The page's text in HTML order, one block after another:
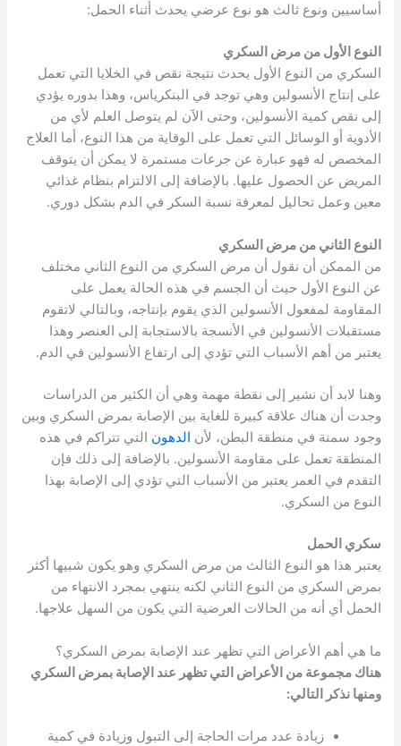
أساسيين ونوع ثالث هو نوع عرضي يحدث أثناء الحمل:
النوع الأول من مرض السكري
السكري من النوع الأول يحدث نتيجة نقص في الخلايا التي تعمل
على إنتاج الأنسولين وهي توجد في البنكرياس، وهذا بدوره يؤدي
إلى نقص كمية الأنسولين، وحتى الآن لم يتوصل العلم لأي من
الأدوية أو الوسائل التي تعمل على الوقاية من هذا النوع، أما العلاج
المخصص له فهو عبارة عن جرعات مستمرة لا يمكن أن يتوقف
المريض عن الحصول عليها. بالإضافة إلى الالتزام بنظام غذائي
معين وعمل تحاليل لمعرفة نسبة السكر في الدم بشكل دوري.
النوع الثاني من مرض السكري
من الممكن أن نقول أن مرض السكري من النوع الثاني مختلف
عن النوع الأول حيث أن الجسم في هذه الحالة يعمل على
المقاومة لمفعول الأنسولين الذي يقوم بإنتاجه، وبالتالي لاتقوم
مستقبلات الأنسولين في الأنسجة بالاستجابة إلى العنصر وهذا
يعتبر من أهم الأسباب التي تؤدي إلى ارتفاع الأنسولين في الدم.
وهنا لابد أن نشير إلى نقطة مهمة وهي أن الكثير من الدراسات
وجدت أن هناك علاقة كبيرة للغاية بين الإصابة بمرض السكري وبين
وجود سمنة في منطقة البطن، لأن الدهون التي تتراكم في هذه
المنطقة تعمل على مقاومة الأنسولين. بالإضافة إلى ذلك فإن
التقدم في العمر يعتبر من الأسباب التي تؤدي إلى الإصابة بهذا
النوع من السكري.
سكري الحمل
يعتبر هذا هو النوع الثالث من مرض السكري وهو يكون شبيها أكثر
بمرض السكري من النوع الثاني لكنه ينتهي بمجرد الانتهاء من
الحمل أي أنه من الحالات العرضية التي يكون من السهل علاجها.
ما هي أهم الأعراض التي تظهر عند الإصابة بمرض السكري؟
هناك مجموعة من الأعراض التي تظهر عند الإصابة بمرض السكري
ومنها نذكر التالي:
زيادة عدد مرات الحاجة إلى التبول وزيادة في كمية